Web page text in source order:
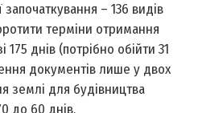
– 136 видів
терміни отримання
175 днів (потрібно обійти 31
документів лише у двох
землі для будівництва
до 60 днів.